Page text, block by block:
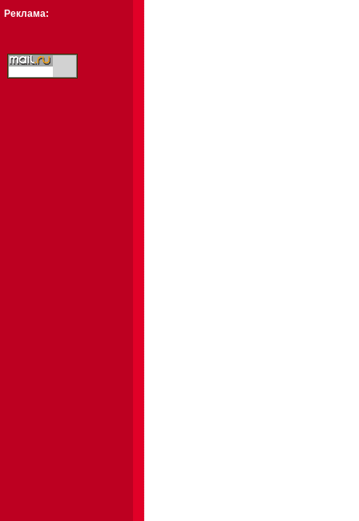
Реклама: